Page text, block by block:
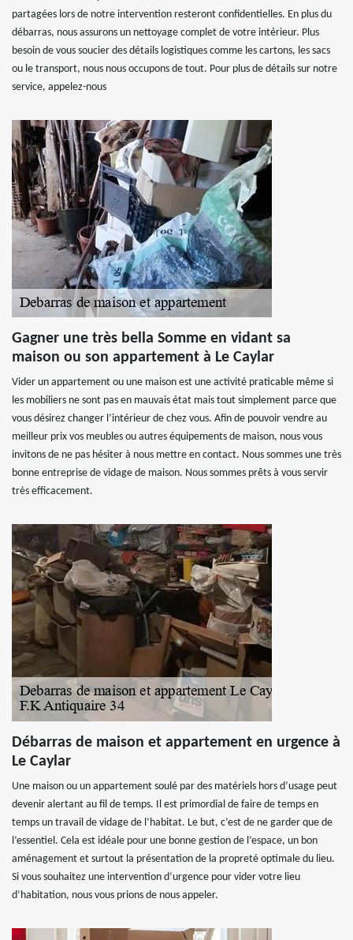
partagées lors de notre intervention resteront confidentielles. En plus du
débarras, nous assurons un nettoyage complet de votre intérieur. Plus
besoin de vous soucier des détails logistiques comme les cartons, les sacs
ou le transport, nous nous occupons de tout. Pour plus de détails sur notre
service, appelez-nous
Gagner une très bella Somme en vidant sa
maison ou son appartement à Le Caylar
Vider un appartement ou une maison est une activité praticable même si
les mobiliers ne sont pas en mauvais état mais tout simplement parce que
vous désirez changer l’intérieur de chez vous. Afin de pouvoir vendre au
meilleur prix vos meubles ou autres équipements de maison, nous vous
invitons de ne pas hésiter à nous mettre en contact. Nous sommes une très
bonne entreprise de vidage de maison. Nous sommes prêts à vous servir
très efficacement.
Débarras de maison et appartement en urgence à
Le Caylar
Une maison ou un appartement soulé par des matériels hors d’usage peut
devenir alertant au fil de temps. Il est primordial de faire de temps en
temps un travail de vidage de l’habitat. Le but, c’est de ne garder que de
l’essentiel. Cela est idéale pour une bonne gestion de l’espace, un bon
aménagement et surtout la présentation de la propreté optimale du lieu.
Si vous souhaitez une intervention d’urgence pour vider votre lieu
d’habitation, nous vous prions de nous appeler.